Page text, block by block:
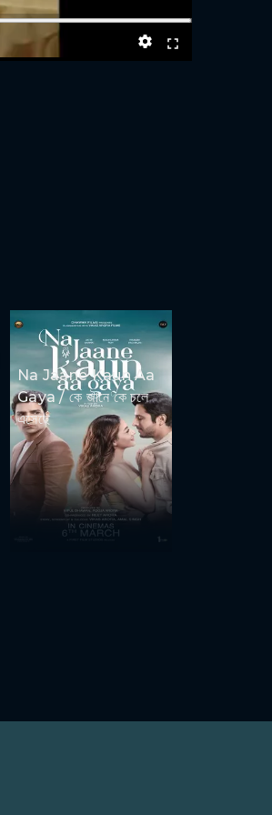
Na Jaane Kaun Aa
Gaya / কে জানে কে চলে
এসেছে